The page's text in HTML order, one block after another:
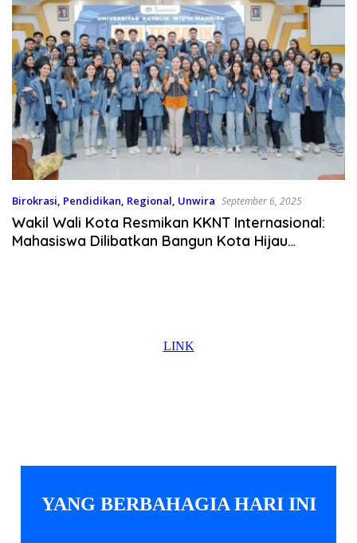
Birokrasi, Pendidikan, Regional, Unwira September 6, 2025
Wakil Wali Kota Resmikan KKNT Internasional:
Mahasiswa Dilibatkan Bangun Kota Hijau